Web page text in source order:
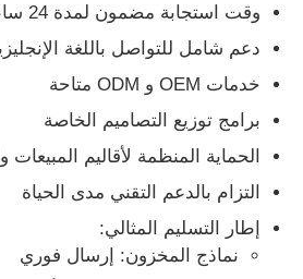
وقت استجابة مضمون لمدة 24 ساعة
دعم شامل للتواصل باللغة
خدمات OEM و ODM متاحة
برامج توزيع التصاميم الخاصة
الحماية المنظمة لأقاليم
التزام بالدعم التقني مدى الحياة
إطار التسليم المثالي:
نماذج المخزون: إرسال فوري